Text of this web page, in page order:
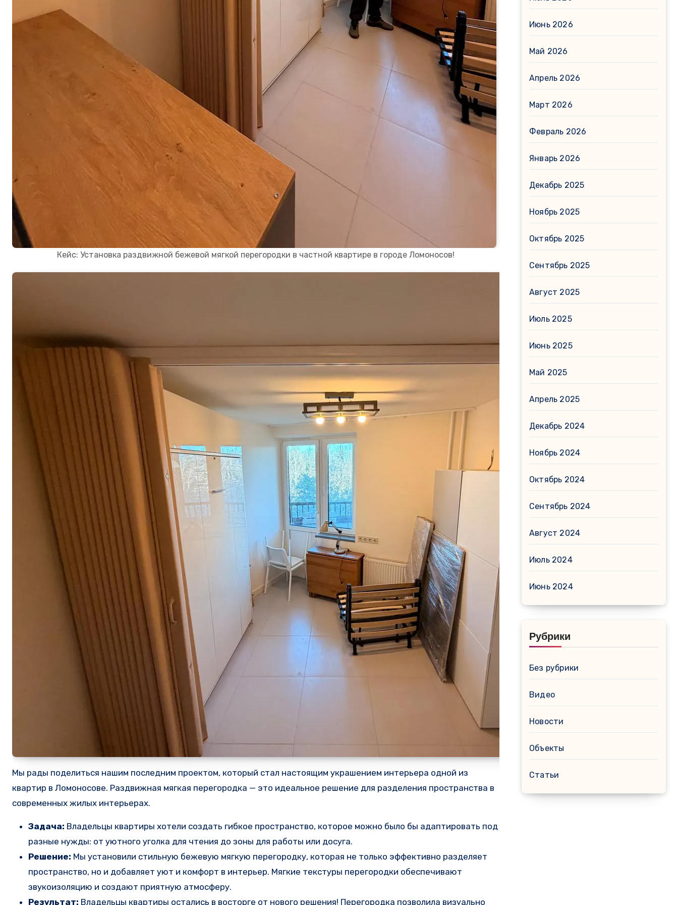
Кейс: Установка раздвижной бежевой мягкой перегородки в частной квартире в городе Ломоносов!
Мы рады поделиться нашим последним проектом, который стал настоящим украшением интерьера одной из
квартир в Ломоносове. Раздвижная мягкая перегородка — это идеальное решение для разделения пространства в
современных жилых интерьерах.
Задача: Владельцы квартиры хотели создать гибкое пространство, которое можно было бы адаптировать под
разные нужды: от уютного уголка для чтения до зоны для работы или досуга.
Решение: Мы установили стильную бежевую мягкую перегородку, которая не только эффективно разделяет
пространство, но и добавляет уют и комфорт в интерьер. Мягкие текстуры перегородки обеспечивают
звукоизоляцию и создают приятную атмосферу.
Результат: Владельцы квартиры остались в восторге от нового решения! Перегородка позволила визуально
Июнь 2026
Май 2026
Апрель 2026
Март 2026
Февраль 2026
Январь 2026
Декабрь 2025
Ноябрь 2025
Октябрь 2025
Сентябрь 2025
Август 2025
Июль 2025
Июнь 2025
Май 2025
Апрель 2025
Декабрь 2024
Ноябрь 2024
Октябрь 2024
Сентябрь 2024
Август 2024
Июль 2024
Июнь 2024
Рубрики
Без рубрики
Видео
Новости
Объекты
Статьи